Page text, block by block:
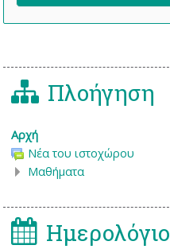
Πλοήγηση
Αρχή
Νέα του ιστοχώρου
Μαθήματα
Ημερολόγιο